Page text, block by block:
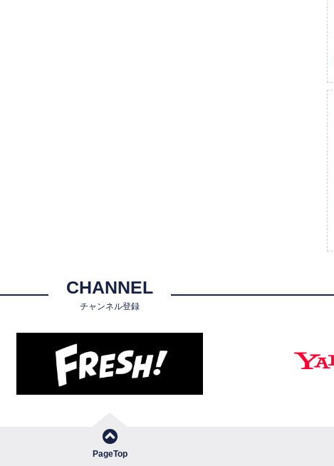
CHANNEL
チャンネル登録
PageTop